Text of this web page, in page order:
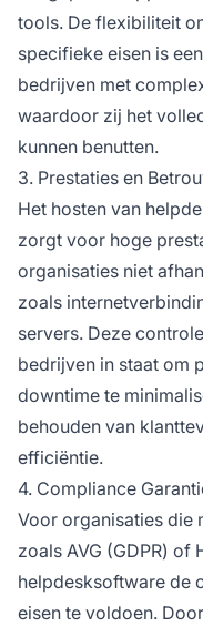
tools. De flexibiliteit
specifieke eisen is
bedrijven met
waardoor zij het
kunnen benutten.
3. Prestaties en
Het hosten van
zorgt voor hoge
organisaties niet
zoals
servers. Deze
bedrijven in staat om
downtime te
behouden van
efficiëntie.
4. Compliance
Voor organisaties die
zoals AVG (GDPR) of
helpdesksoftware de
eisen te voldoen.